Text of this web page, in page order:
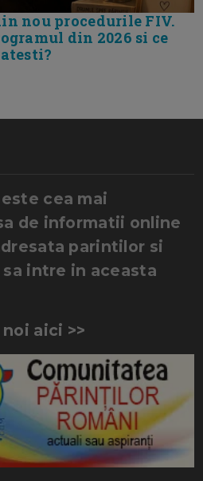
nou procedurile FIV.
din 2026 si ce
cea mai
de informatii online
parintilor si
intre in aceasta
aici >>